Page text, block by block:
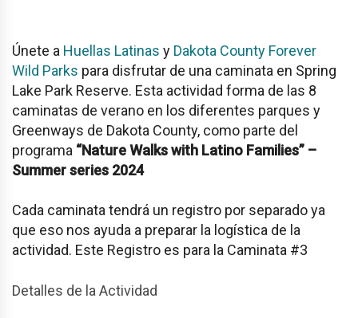
Únete a Huellas Latinas y Dakota County Forever
Wild Parks para disfrutar de una caminata en Spring
Lake Park Reserve. Esta actividad forma de las 8
caminatas de verano en los diferentes parques y
Greenways de Dakota County, como parte del
programa “Nature Walks with Latino Families” –
Summer series 2024
Cada caminata tendrá un registro por separado ya
que eso nos ayuda a preparar la logística de la
actividad. Este Registro es para la Caminata #3
Detalles de la Actividad